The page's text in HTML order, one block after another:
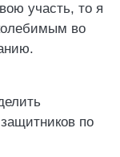
участь, то я
во
по